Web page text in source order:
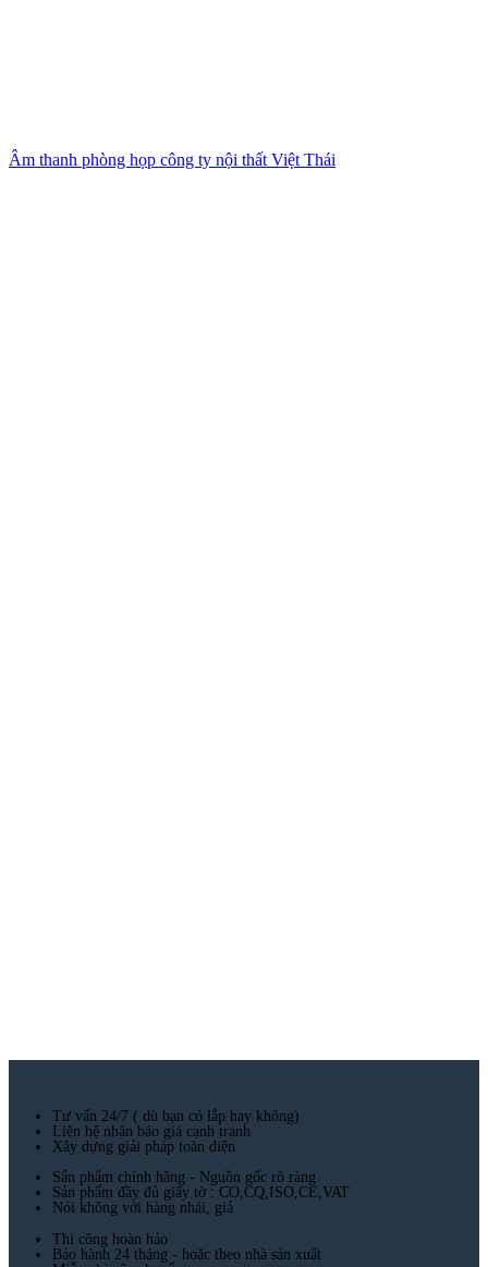
Âm thanh phòng họp công ty nội thất Việt Thái
Tư vấn 24/7 ( dù bạn có lắp hay không)
Liên hệ nhận báo giá cạnh tranh
Xây dựng giải pháp toàn diện
Sẩn phẩm chính hãng - Nguồn gốc rõ ràng
Sản phẩm đầy đủ giấy tờ : CO,CQ,ISO,CE,VAT
Nói không với hàng nhái, giả
Thi công hoàn hảo
Bảo hành 24 tháng - hoặc theo nhà sản xuất